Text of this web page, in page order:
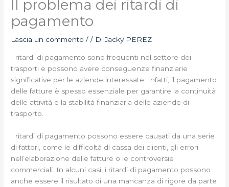
Il problema dei ritardi di
pagamento
Lascia un commento // DiJacky PEREZ
I ritardi di pagamento sono frequenti nel settore dei
trasporti e possono avere conseguenze finanziarie
significative per le aziende interessate. Infatti, il pagamento
delle fatture è spesso essenziale per garantire la continuità
delle attività e la stabilità finanziaria delle aziende di
trasporto.
I ritardi di pagamento possono essere causati da una serie
di fattori, come le difficoltà di cassa dei clienti, gli errori
nell’elaborazione delle fatture o le controversie
commerciali. In alcuni casi, i ritardi di pagamento possono
anche essere il risultato di una mancanza di rigore da parte